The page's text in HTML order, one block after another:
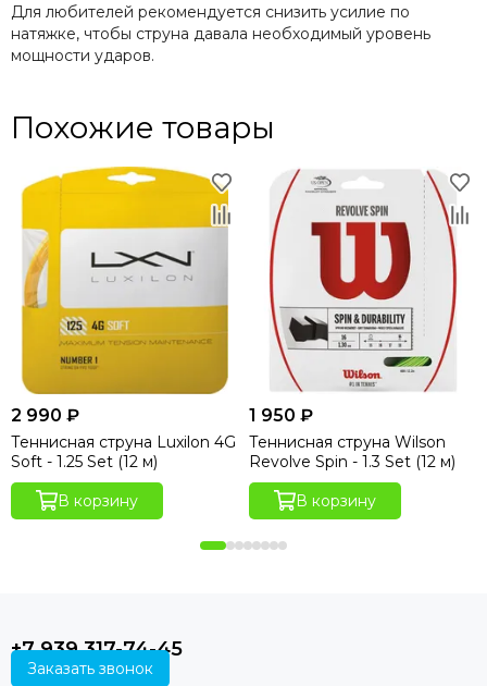
Для любителей рекомендуется снизить усилие по
натяжке, чтобы струна давала необходимый уровень
мощности ударов.
Похожие товары
2 990 ₽
Теннисная струна Luxilon 4G
Soft - 1.25 Set (12 м)
В корзину
1 950 ₽
Теннисная струна Wilson
Revolve Spin - 1.3 Set (12 м)
В корзину
+7 939 317-74-45
Заказать звонок